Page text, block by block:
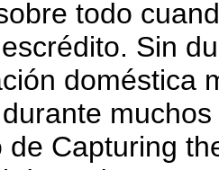
todo
Sin
doméstica
de Capturing